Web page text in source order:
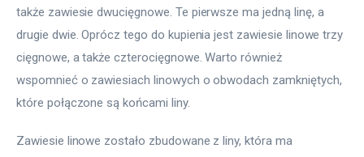
także zawiesie dwucięgnowe. Te pierwsze ma jedną linę, a
drugie dwie. Oprócz tego do kupienia jest zawiesie linowe trzy
cięgnowe, a także czterocięgnowe. Warto również
wspomnieć o zawiesiach linowych o obwodach zamkniętych,
które połączone są końcami liny.
Zawiesie linowe zostało zbudowane z liny, która ma